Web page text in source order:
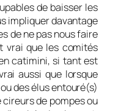
de baisser les
impliquer davantage
de ne pas nous faire
vrai que les comités
catimini, si tant est
aussi que lorsque
des élus entouré(s)
cireurs de pompes ou